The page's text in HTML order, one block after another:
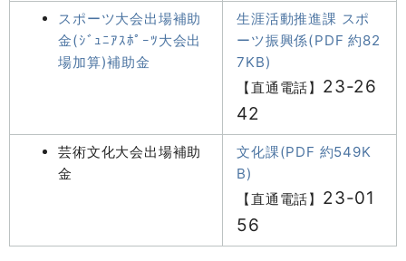
スポーツ大会出場補助
金(ｼﾞｭﾆｱｽﾎﾟｰﾂ大会出
場加算)補助金
生涯活動推進課 スポ
ーツ振興係(PDF 約82
7KB)
【直通電話】 23-26
42
芸術文化大会出場補助
金
文化課(PDF 約549K
B)
【直通電話】 23-01
56